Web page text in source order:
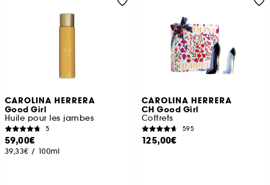
CAROLINA HERRERA
Good Girl
Huile pour les jambes
5
59,00€
39,33€ / 100ml
CAROLINA HERRERA
CH Good Girl
Coffrets
595
125,00€